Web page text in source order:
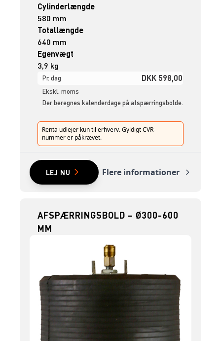
Cylinderlængde
580 mm
Totallængde
640 mm
Egenvægt
3,9 kg
Pr. dag DKK 598,00
Ekskl. moms
Der beregnes kalenderdage på afspærringsbolde.
Renta udlejer kun til erhverv. Gyldigt CVR-
nummer er påkrævet.
LEJ NU Flere informationer
AFSPÆRRINGSBOLD – Ø300-600
MM